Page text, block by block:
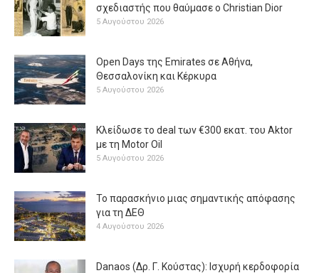
σχεδιαστής που θαύμασε ο Christian Dior
5 Αυγούστου 2026
Open Days της Emirates σε Αθήνα,
Θεσσαλονίκη και Κέρκυρα
5 Αυγούστου 2026
Κλείδωσε το deal των €300 εκατ. του Aktor
με τη Μotor Oil
5 Αυγούστου 2026
Το παρασκήνιο μιας σημαντικής απόφασης
για τη ΔΕΘ
4 Αυγούστου 2026
Danaos (Δρ. Γ. Κούστας): Ισχυρή κερδοφορία